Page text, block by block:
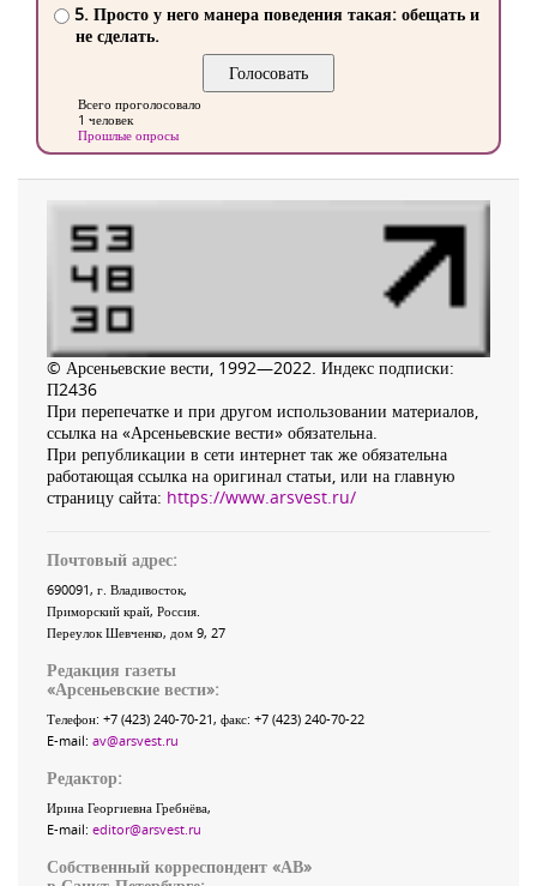
5. Просто у него манера поведения такая: обещать и
не сделать.
Всего проголосовало
1 человек
Прошлые опросы
© Арсеньевские вести, 1992—2022. Индекс подписки:
П2436
При перепечатке и при другом использовании материалов,
ссылка на «Арсеньевские вести» обязательна.
При републикации в сети интернет так же обязательна
работающая ссылка на оригинал статьи, или на главную
страницу сайта: https://www.arsvest.ru/
Почтовый адрес:
690091, г. Владивосток,
Приморский край, Россия
Переулок Шевченко, дом 9, 27
Редакция газеты
«Арсеньевские вести»:
Телефон: +7 (423) 240-70-21, факс: +7 (423) 240-70-22
E-mail: av@arsvest.ru
Редактор:
Ирина Георгиевна Гребнёва,
E-mail: editor@arsvest.ru
Собственный корреспондент «АВ»